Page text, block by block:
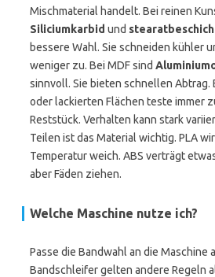
Mischmaterial handelt. Bei reinen
Siliciumkarbid und
bessere Wahl. Sie schneiden kühler
weniger zu. Bei MDF sind
sinnvoll. Sie bieten schnellen Abtrag.
oder lackierten Flächen teste immer
Reststück. Verhalten kann stark
Teilen ist das Material wichtig. PLA
Temperatur weich. ABS verträgt
aber Fäden ziehen.
Welche Maschine nutze ich?
Passe die Bandwahl an die Maschine
Bandschleifer gelten andere Regeln